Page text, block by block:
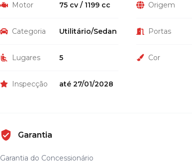
Motor 75 cv / 1199 cc Origem
Categoria Utilitário/Sedan Portas
Lugares 5 Cor
Inspecção até 27/01/2028
Garantia
Garantia do Concessionário